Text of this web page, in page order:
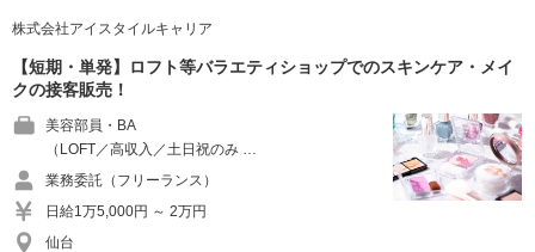
株式会社アイスタイルキャリア
【短期・単発】ロフト等バラエティショップでのスキンケア・メイ
クの接客販売！
美容部員・BA
（LOFT／高収入／土日祝のみ …
業務委託（フリーランス）
日給1万5,000円 ～ 2万円
仙台